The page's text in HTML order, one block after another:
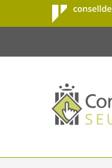
Salta al contingut principal